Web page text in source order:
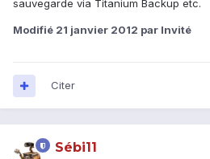
sauvegarde via Titanium Backup etc.
Modifié 21 janvier 2012 par Invité
Citer
Sébi11